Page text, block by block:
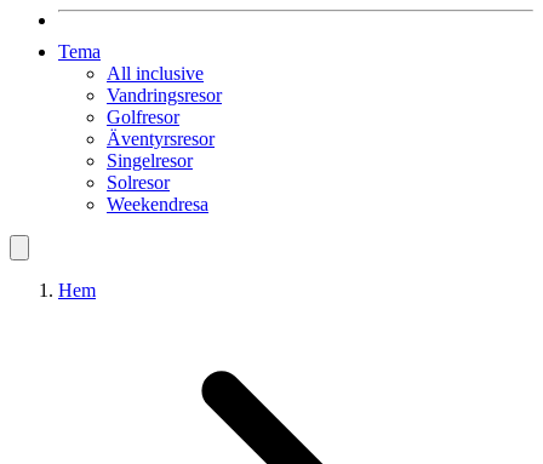
Tema
All inclusive
Vandringsresor
Golfresor
Äventyrsresor
Singelresor
Solresor
Weekendresa
Hem